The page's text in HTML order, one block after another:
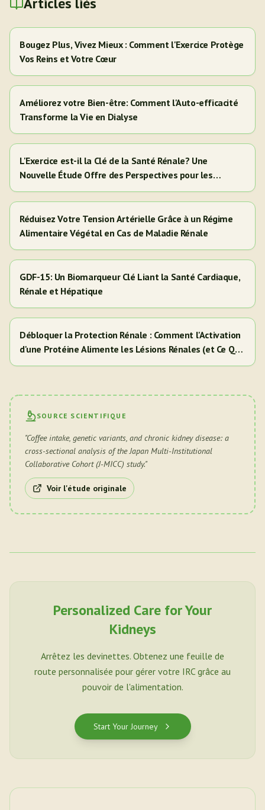
Bougez Plus, Vivez Mieux : Comment l'Exercice Protège
Vos Reins et Votre Cœur
Améliorez votre Bien-être: Comment l'Auto-efficacité
Transforme la Vie en Dialyse
L'Exercice est-il la Clé de la Santé Rénale? Une
Nouvelle Étude Offre des Perspectives pour les
Adultes Hispaniques/Latinos
Réduisez Votre Tension Artérielle Grâce à un Régime
Alimentaire Végétal en Cas de Maladie Rénale
GDF-15: Un Biomarqueur Clé Liant la Santé Cardiaque,
Rénale et Hépatique
Débloquer la Protection Rénale : Comment l'Activation
d'une Protéine Alimente les Lésions Rénales (et Ce Que
Cela Signifie Pour Vous)
SOURCE SCIENTIFIQUE
"Coffee intake, genetic variants, and chronic kidney disease: a
cross-sectional analysis of the Japan Multi-Institutional
Collaborative Cohort (J-MICC) study."
Voir l'étude originale
Personalized Care for Your
Kidneys
Arrêtez les devinettes. Obtenez une feuille de
route personnalisée pour gérer votre IRC grâce au
pouvoir de l'alimentation.
Start Your Journey